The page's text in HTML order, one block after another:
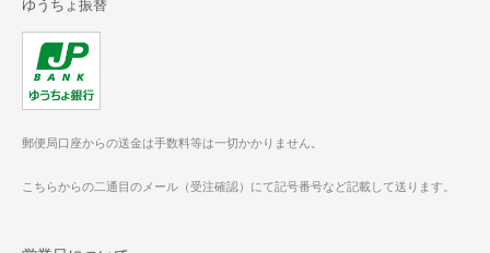
ゆうちょ振替
郵便局口座からの送金は手数料等は一切かかりません。
こちらからの二通目のメール（受注確認）にて記号番号など記載して送ります。